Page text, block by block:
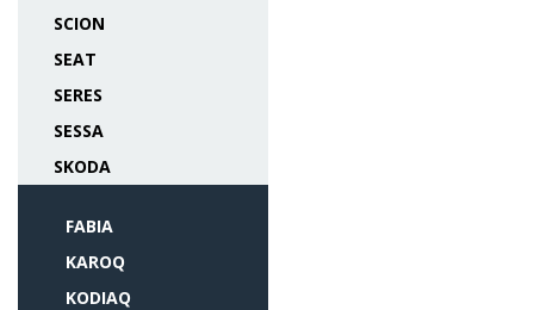
SCION
SEAT
SERES
SESSA
SKODA
FABIA
KAROQ
KODIAQ